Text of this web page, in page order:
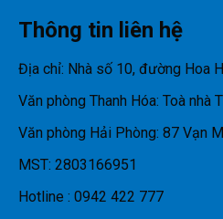
Thông tin liên hệ
Địa chỉ: Nhà số 10, đường Hoa
Văn phòng Thanh Hóa: Toà nhà
Văn phòng Hải Phòng: 87 Vạn
MST: 2803166951
Hotline : 0942 422 777